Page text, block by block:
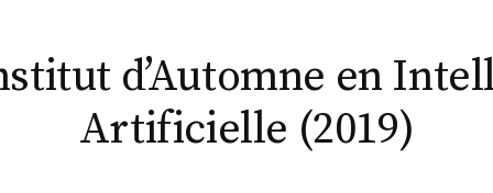
d’Automne en
Artificielle (2019)